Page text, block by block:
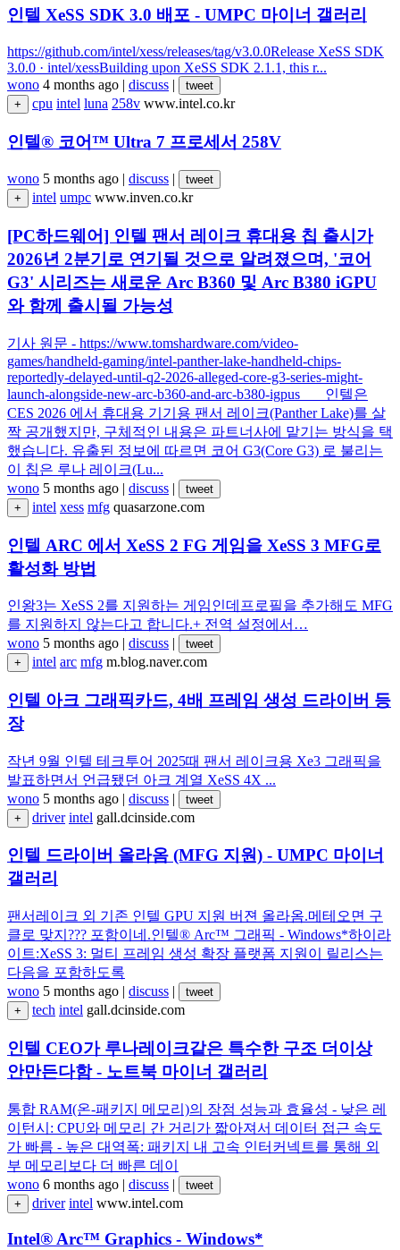
인텔 XeSS SDK 3.0 배포 - UMPC 마이너 갤러리
https://github.com/intel/xess/releases/tag/v3.0.0Release XeSS SDK
3.0.0 · intel/xessBuilding upon XeSS SDK 2.1.1, this r...
wono 4 months ago | discuss |
tweet
+
cpu intel luna 258v www.intel.co.kr
인텔® 코어™ Ultra 7 프로세서 258V
wono 5 months ago | discuss |
tweet
+
intel umpc www.inven.co.kr
[PC하드웨어] 인텔 팬서 레이크 휴대용 칩 출시가
2026년 2분기로 연기될 것으로 알려졌으며, '코어
G3' 시리즈는 새로운 Arc B360 및 Arc B380 iGPU
와 함께 출시될 가능성
기사 원문 - https://www.tomshardware.com/video-
games/handheld-gaming/intel-panther-lake-handheld-chips-
reportedly-delayed-until-q2-2026-alleged-core-g3-series-might-
launch-alongside-new-arc-b360-and-arc-b380-igpus 인텔은
CES 2026 에서 휴대용 기기용 팬서 레이크(Panther Lake)를 살
짝 공개했지만, 구체적인 내용은 파트너사에 맡기는 방식을 택
했습니다. 유출된 정보에 따르면 코어 G3(Core G3) 로 불리는
이 칩은 루나 레이크(Lu...
wono 5 months ago | discuss |
tweet
+
intel xess mfg quasarzone.com
인텔 ARC 에서 XeSS 2 FG 게임을 XeSS 3 MFG로
활성화 방법
인왕3는 XeSS 2를 지원하는 게임인데프로필을 추가해도 MFG
를 지원하지 않는다고 합니다.+ 전역 설정에서…
wono 5 months ago | discuss |
tweet
+
intel arc mfg m.blog.naver.com
인텔 아크 그래픽카드, 4배 프레임 생성 드라이버 등
장
작년 9월 인텔 테크투어 2025때 팬서 레이크용 Xe3 그래픽을
발표하면서 언급됐던 아크 계열 XeSS 4X ...
wono 5 months ago | discuss |
tweet
+
driver intel gall.dcinside.com
인텔 드라이버 올라옴 (MFG 지원) - UMPC 마이너
갤러리
팬서레이크 외 기존 인텔 GPU 지원 버젼 올라옴.메테오면 구
클로 맞지??? 포함이네.인텔® Arc™ 그래픽 - Windows*하이라
이트:XeSS 3: 멀티 프레임 생성 확장 플랫폼 지원이 릴리스는
다음을 포함하도록
wono 5 months ago | discuss |
tweet
+
tech intel gall.dcinside.com
인텔 CEO가 루나레이크같은 특수한 구조 더이상
안만든다함 - 노트북 마이너 갤러리
통합 RAM(온-패키지 메모리)의 장점 성능과 효율성 - 낮은 레
이턴시: CPU와 메모리 간 거리가 짧아져서 데이터 접근 속도
가 빠름 - 높은 대역폭: 패키지 내 고속 인터커넥트를 통해 외
부 메모리보다 더 빠른 데이
wono 6 months ago | discuss |
tweet
+
driver intel www.intel.com
Intel® Arc™ Graphics - Windows*